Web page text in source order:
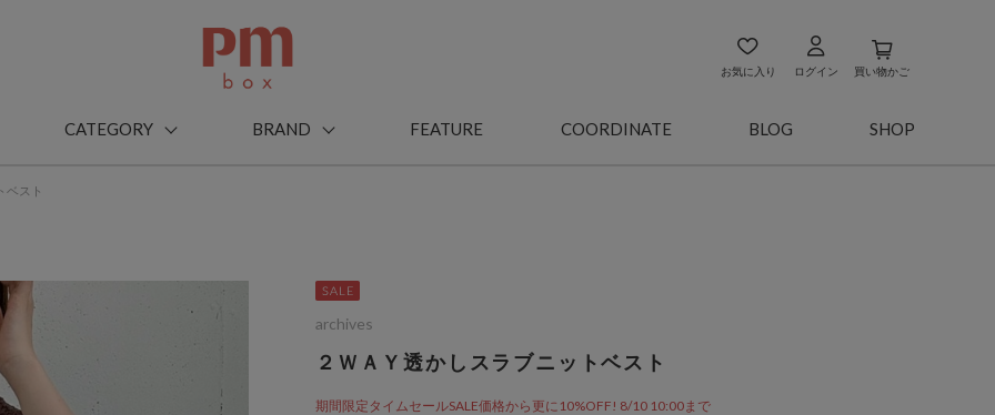
お気に入り ログイン 買い物かご
CATEGORY BRAND FEATURE COORDINATE BLOG SHOP
ベスト
２ＷＡＹ透かしスラブニットベスト
期間限定タイムセールSALE価格から更に10%OFF! 8/10 10:00まで
archives